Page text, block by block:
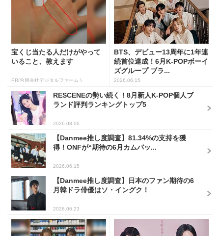
宝くじ当たる人だけがやって
いること、教えます
PR(合同会社デジタルファーム )
BTS、デビュー13周年に1年連
続首位達成！6月K-POPボーイ
ズグループ ブラ...
2026.06.15
RESCENEの勢い続く！8月新人K-POP個人ブ
ランド評判ランキングトップ5
2026.08.06
【Danmee推し度調査】81.34%の支持を獲
得！ONFが“期待の6月カムバッ...
2026.06.15
【Danmee推し度調査】日本のファン期待の6
月韓ドラ俳優はソ・イングク！
2026.06.23